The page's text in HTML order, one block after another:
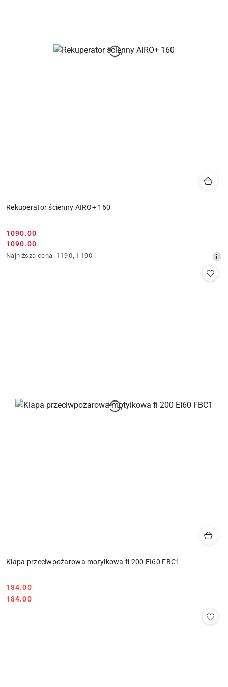
Rekuperator ścienny AIRO+ 160
Cena
promocyjna:
1090.00
Cena
promocyjna:
1090.00
Najniższa
Najniższa cena: 1190 1190
Klapa przeciwpożarowa motylkowa fi 200 EI60 FBC1
Cena:
184.00
Cena:
184.00